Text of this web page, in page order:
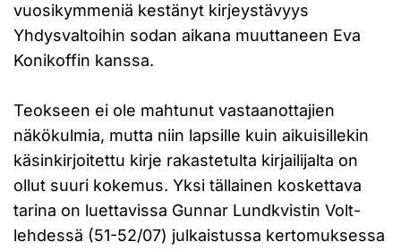
vuosikymmeniä kestänyt kirjeystävyys
Yhdysvaltoihin sodan aikana muuttaneen Eva
Konikoffin kanssa.
Teokseen ei ole mahtunut vastaanottajien
näkökulmia, mutta niin lapsille kuin aikuisillekin
käsinkirjoitettu kirje rakastetulta kirjailijalta on
ollut suuri kokemus. Yksi tällainen koskettava
tarina on luettavissa Gunnar Lundkvistin Volt-
lehdessä (51-52/07) julkaistussa kertomuksessa